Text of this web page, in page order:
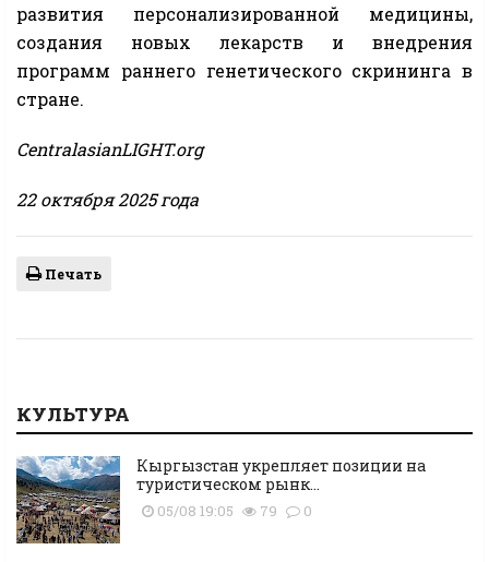
развития персонализированной медицины,
создания новых лекарств и внедрения
программ раннего генетического скрининга в
стране.
CentralasianLIGHT.org
22 октября 2025 года
Печать
КУЛЬТУРА
Кыргызстан укрепляет позиции на
туристическом рынк...
05/08 19:05 79 0